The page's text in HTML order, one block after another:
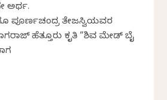
ಅರ್ಥ.
ಪೂರ್ಣಚಂದ್ರ ತೇಜಸ್ವಿಯವರ
ಹೆತ್ತೂರು ಕೃತಿ “ಶಿವ ಮೇಡ್‌ ಬೈ